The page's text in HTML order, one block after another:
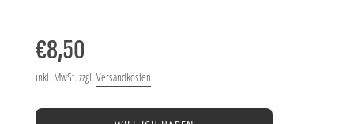
Preis
€8,50
inkl. MwSt. zzgl. Versandkosten